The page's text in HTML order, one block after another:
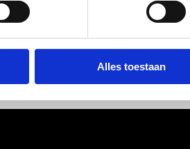
Alles toestaan